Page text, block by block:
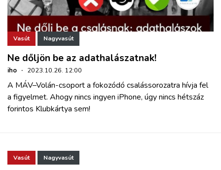
Vasút Nagyvasút
Ne dőljön be az adathalászatnak!
iho · 2023.10.26. 12:00
A MÁV–Volán-csoport a fokozódó csalássorozatra hívja fel
a figyelmet. Ahogy nincs ingyen iPhone, úgy nincs hétszáz
forintos Klubkártya sem!
Vasút Nagyvasút